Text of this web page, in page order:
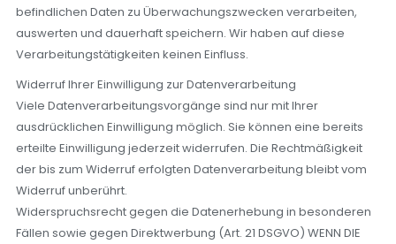
befindlichen Daten zu Überwachungszwecken verarbeiten,
auswerten und dauerhaft speichern. Wir haben auf diese
Verarbeitungstätigkeiten keinen Einfluss.
Widerruf Ihrer Einwilligung zur Datenverarbeitung
Viele Datenverarbeitungsvorgänge sind nur mit Ihrer
ausdrücklichen Einwilligung möglich. Sie können eine bereits
erteilte Einwilligung jederzeit widerrufen. Die Rechtmäßigkeit
der bis zum Widerruf erfolgten Datenverarbeitung bleibt vom
Widerruf unberührt.
Widerspruchsrecht gegen die Datenerhebung in besonderen
Fällen sowie gegen Direktwerbung (Art. 21 DSGVO) WENN DIE